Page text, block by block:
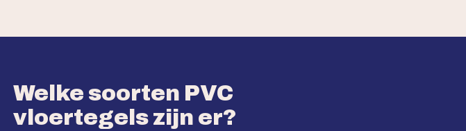
Welke soorten PVC
vloertegels zijn er?